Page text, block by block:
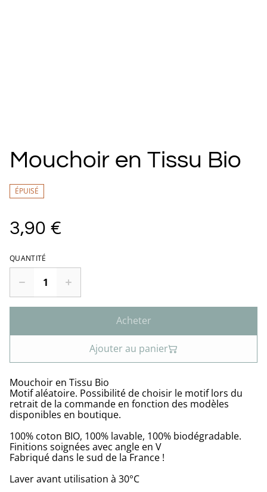
Mouchoir en Tissu Bio
ÉPUISÉ
3,90 €
QUANTITÉ
Acheter
Ajouter au panier
Mouchoir en Tissu Bio
Motif aléatoire. Possibilité de choisir le motif lors du
retrait de la commande en fonction des modèles
disponibles en boutique.
100% coton BIO, 100% lavable, 100% biodégradable.
Finitions soignées avec angle en V
Fabriqué dans le sud de la France !
Laver avant utilisation à 30°C